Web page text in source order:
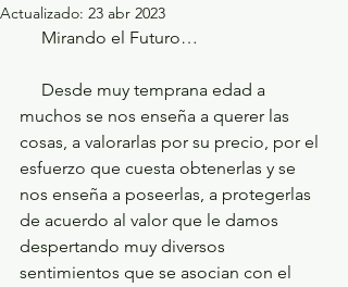
Actualizado: 23 abr 2023
     Mirando el Futuro…
muchos se nos enseña a querer las
cosas, a valorarlas por su precio, por el
esfuerzo que cuesta obtenerlas y se
nos enseña a poseerlas, a protegerlas
de acuerdo al valor que le damos
despertando muy diversos
sentimientos que se asocian con el